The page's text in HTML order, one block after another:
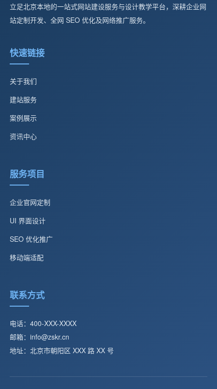
立足北京本地的一站式网站建设服务与设计教学平台，深耕企业网
站定制开发、全网 SEO 优化及网络推广服务。
快速链接
关于我们
建站服务
案例展示
资讯中心
服务项目
企业官网定制
UI 界面设计
SEO 优化推广
移动端适配
联系方式
电话：400-XXX-XXXX
邮箱：info@zskr.cn
地址：北京市朝阳区 XXX 路 XX 号